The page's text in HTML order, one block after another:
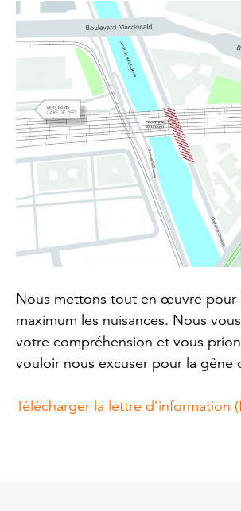
Nous mettons tout en œuvre pour
maximum les nuisances. Nous
votre compréhension et vous
vouloir nous excuser pour la gêne
Télécharger la lettre d’information